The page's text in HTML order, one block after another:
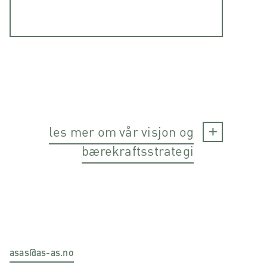
les mer om vår visjon og
bærekraftsstrategi
asas@as-as.no